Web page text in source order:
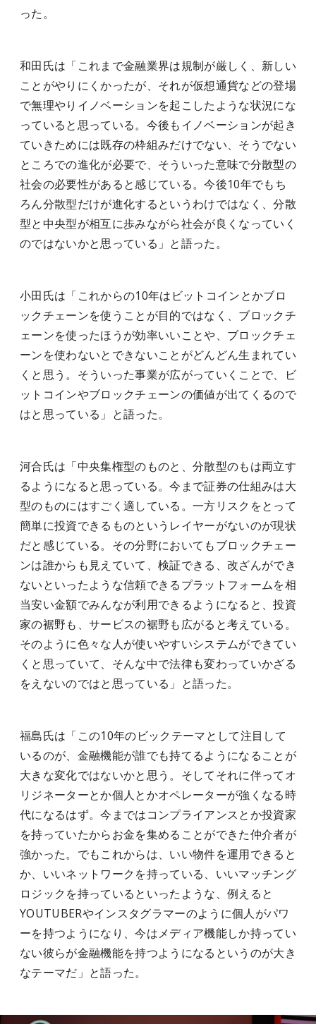
った。
和田氏は「これまで金融業界は規制が厳しく、新しい
ことがやりにくかったが、それが仮想通貨などの登場
で無理やりイノベーションを起こしたような状況にな
っていると思っている。今後もイノベーションが起き
ていきためには既存の枠組みだけでない、そうでない
ところでの進化が必要で、そういった意味で分散型の
社会の必要性があると感じている。今後10年でもち
ろん分散型だけが進化するというわけではなく、分散
型と中央型が相互に歩みながら社会が良くなっていく
のではないかと思っている」と語った。
小田氏は「これからの10年はビットコインとかブロ
ックチェーンを使うことが目的ではなく、ブロックチ
ェーンを使ったほうが効率いいことや、ブロックチェ
ーンを使わないとできないことがどんどん生まれてい
くと思う。そういった事業が広がっていくことで、ビ
ットコインやブロックチェーンの価値が出てくるので
はと思っている」と語った。
河合氏は「中央集権型のものと、分散型のもは両立す
るようになると思っている。今まで証券の仕組みは大
型のものにはすごく適している。一方リスクをとって
簡単に投資できるものというレイヤーがないのが現状
だと感じている。その分野においてもブロックチェー
ンは誰からも見えていて、検証できる、改ざんができ
ないといったような信頼できるプラットフォームを相
当安い金額でみんなが利用できるようになると、投資
家の裾野も、サービスの裾野も広がると考えている。
そのように色々な人が使いやすいシステムができてい
くと思っていて、そんな中で法律も変わっていかざる
をえないのではと思っている」と語った。
福島氏は「この10年のビックテーマとして注目して
いるのが、金融機能が誰でも持てるようになることが
大きな変化ではないかと思う。そしてそれに伴ってオ
リジネーターとか個人とかオペレーターが強くなる時
代になるはず。今まではコンプライアンスとか投資家
を持っていたからお金を集めることができた仲介者が
強かった。でもこれからは、いい物件を運用できると
か、いいネットワークを持っている、いいマッチング
ロジックを持っているといったような、例えると
YOUTUBERやインスタグラマーのように個人がパワ
ーを持つようになり、今はメディア機能しか持ってい
ない彼らが金融機能を持つようになるというのが大き
なテーマだ」と語った。